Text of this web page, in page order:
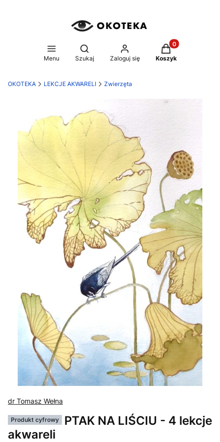
Menu
Otwórz wyszukiwarkę
Szukaj Zaloguj się
Produkty w
Koszyk
OKOTEKA LEKCJE AKWARELI Zwierzęta
dr Tomasz Wełna
Produkt cyfrowy
PTAK NA LIŚCIU - 4 lekcje
akwareli